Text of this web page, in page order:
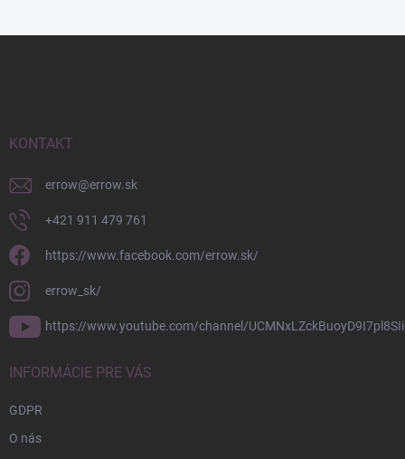
KONTAKT
errow@errow.sk
+421 911 479 761
https://www.facebook.com/errow.sk/
errow_sk/
https://www.youtube.com/channel/
INFORMÁCIE PRE VÁS
GDPR
O nás